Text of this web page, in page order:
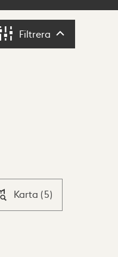
Filtrera Filtrera
Karta (5)